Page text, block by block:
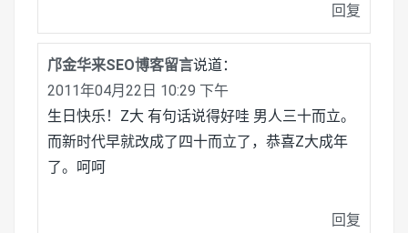
回复
邝金华来SEO博客留言说道：
2011年04月22日 10:29 下午
生日快乐！Z大 有句话说得好哇 男人三十而立。
而新时代早就改成了四十而立了，恭喜Z大成年
了。呵呵
回复